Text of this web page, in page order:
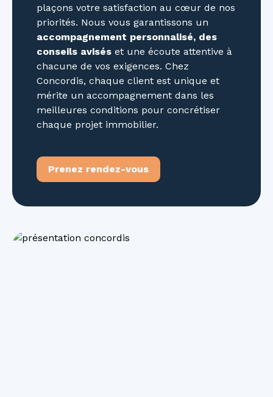
plaçons votre satisfaction au cœur de nos
priorités. Nous vous garantissons un
accompagnement personnalisé, des
conseils avisés et une écoute attentive à
chacune de vos exigences. Chez
Concordis, chaque client est unique et
mérite un accompagnement dans les
meilleures conditions pour concrétiser
chaque projet immobilier.
Prenez rendez-vous